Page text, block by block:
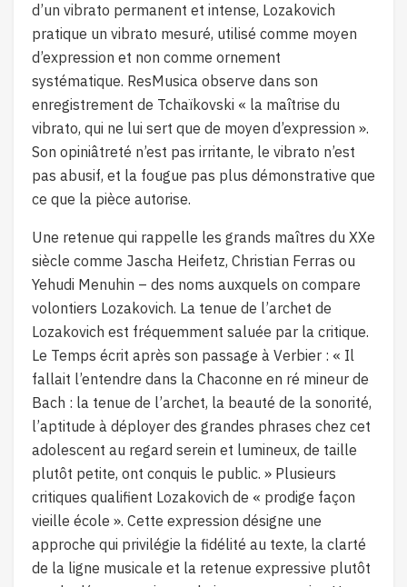
d’un vibrato permanent et intense, Lozakovich
pratique un vibrato mesuré, utilisé comme moyen
d’expression et non comme ornement
systématique. ResMusica observe dans son
enregistrement de Tchaïkovski « la maîtrise du
vibrato, qui ne lui sert que de moyen d’expression ».
Son opiniâtreté n’est pas irritante, le vibrato n’est
pas abusif, et la fougue pas plus démonstrative que
ce que la pièce autorise.
Une retenue qui rappelle les grands maîtres du XXe
siècle comme Jascha Heifetz, Christian Ferras ou
Yehudi Menuhin – des noms auxquels on compare
volontiers Lozakovich. La tenue de l’archet de
Lozakovich est fréquemment saluée par la critique.
Le Temps écrit après son passage à Verbier : « Il
fallait l’entendre dans la Chaconne en ré mineur de
Bach : la tenue de l’archet, la beauté de la sonorité,
l’aptitude à déployer des grandes phrases chez cet
adolescent au regard serein et lumineux, de taille
plutôt petite, ont conquis le public. » Plusieurs
critiques qualifient Lozakovich de « prodige façon
vieille école ». Cette expression désigne une
approche qui privilégie la fidélité au texte, la clarté
de la ligne musicale et la retenue expressive plutôt